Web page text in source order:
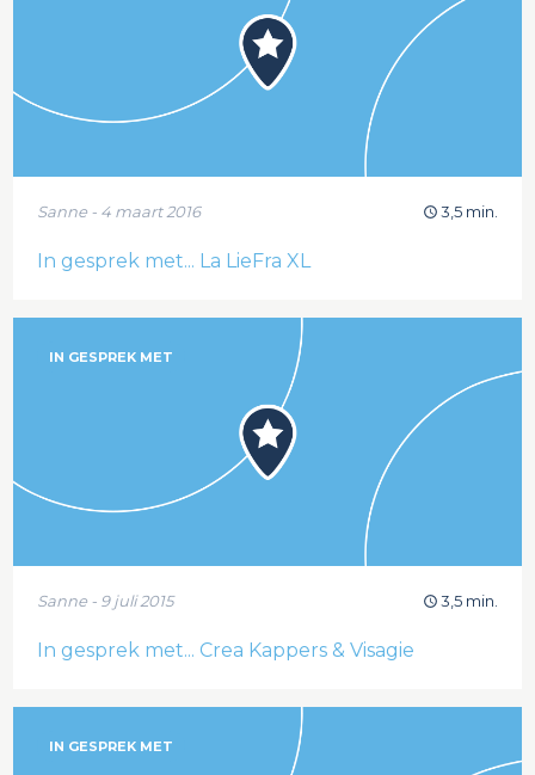
Sanne - 4 maart 2016 3,5 min.
In gesprek met... La LieFra XL
IN GESPREK MET
Sanne - 9 juli 2015 3,5 min.
In gesprek met... Crea Kappers & Visagie
IN GESPREK MET